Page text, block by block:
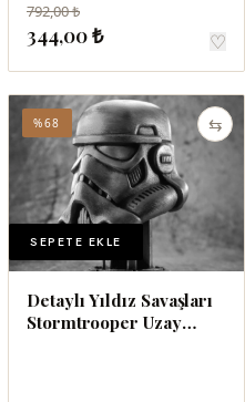
792,00 ₺
344,00 ₺ ♡
⇆
%68
SEPETE EKLE
Detaylı Yıldız Savaşları
Stormtrooper Uzay